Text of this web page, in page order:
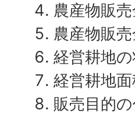
農産物販
農産物販
経営耕地
経営耕地
販売目的